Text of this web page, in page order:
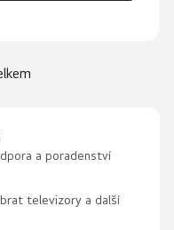
a poradenství
televizory a další